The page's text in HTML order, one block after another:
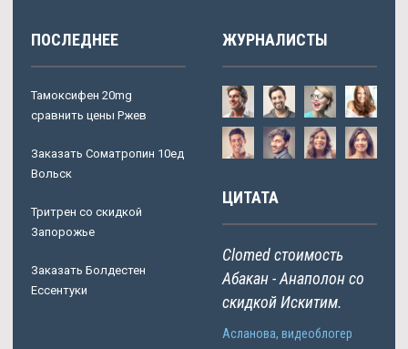
ПОСЛЕДНЕЕ
Тамоксифен 20mg
сравнить цены Ржев
Заказать Cоматропин 10ед
Вольск
Тритрен со скидкой
Запорожье
Заказать Болдестен
Ессентуки
ЖУРНАЛИСТЫ
ЦИТАТА
Clomed стоимость
Абакан - Анаполон со
скидкой Искитим.
Асланова, видеоблогер